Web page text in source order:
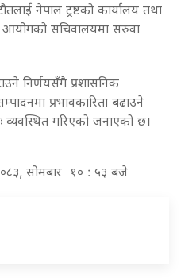
नेपाल ट्रष्टको कार्यालय तथा
सचिवालयमा सरुवा
निर्णयसँगै प्रशासनिक
प्रभावकारिता बढाउने
व्यवस्थित गरिएको जनाएको छ।
सोमबार १० : ५३ बजे